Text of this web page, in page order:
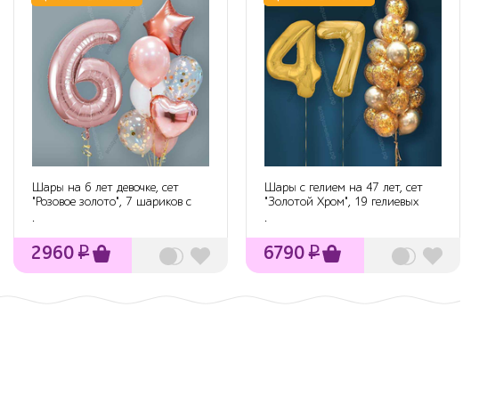
Шары на 6 лет девочке, сет
"Розовое золото", 7 шариков с
.
2960₽
Шары с гелием на 47 лет, сет
"Золотой Хром", 19 гелиевых
.
6790₽